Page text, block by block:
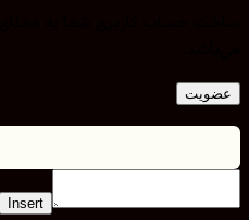
Insert